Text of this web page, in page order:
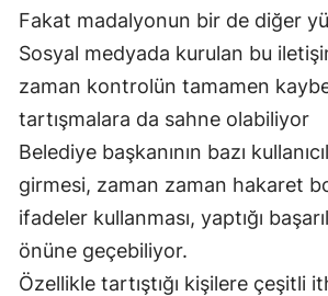
Fakat madalyonun bir de diğer
Sosyal medyada kurulan bu
zaman kontrolün tamamen
tartışmalara da sahne olabiliyor
Belediye başkanının bazı
girmesi, zaman zaman hakaret
ifadeler kullanması, yaptığı
önüne geçebiliyor.
Özellikle tartıştığı kişilere çeşitli